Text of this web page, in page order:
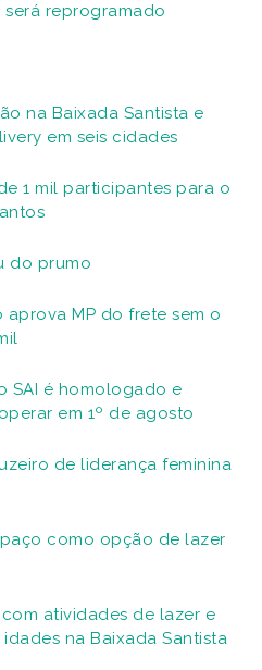
será reprogramado
na Baixada Santista e
em seis cidades
1 mil participantes para o
do prumo
MP do frete sem o
SAI é homologado e
em 1º de agosto
de liderança feminina
como opção de lazer
com atividades de lazer e
na Baixada Santista